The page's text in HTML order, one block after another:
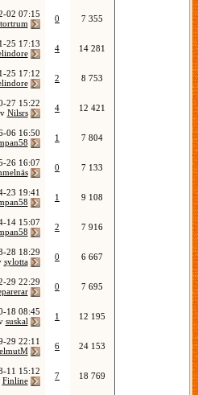
02 07:15
0 7 355
25 17:13
4 14 281
25 17:12
2 8 753
27 15:22
Nilsrs 4 12 421
06 16:50
1 7 804
26 16:07
0 7 133
23 19:41
1 9 108
14 15:07
2 7 916
28 18:29
sylotta 0 6 667
29 22:29
0 7 695
18 08:45
suskal 1 12 195
29 22:11
6 24 153
11 15:12
Finline 7 18 769